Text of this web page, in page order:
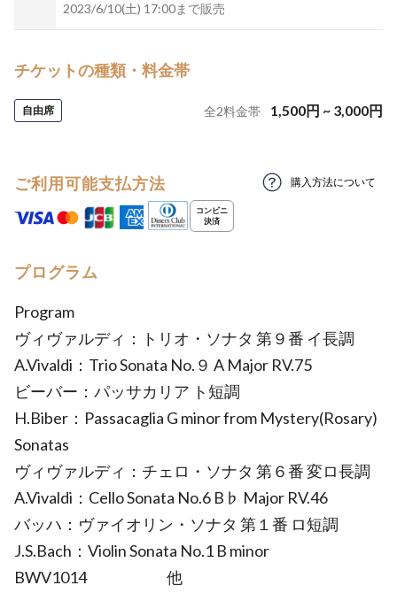
2023/6/10(土) 17:00まで販売
チケットの種類・料金帯
自由席 全2料金帯 1,500円 ~ 3,000円
ご利用可能支払方法 購入方法について
プログラム
Program
ヴィヴァルディ：トリオ・ソナタ 第９番 イ長調
A.Vivaldi：Trio Sonata No.９ A Major RV.75
ビーバー：パッサカリア ト短調
H.Biber：Passacaglia G minor from Mystery(Rosary)
Sonatas
ヴィヴァルディ：チェロ・ソナタ 第６番 変ロ長調
A.Vivaldi：Cello Sonata No.6 B♭ Major RV.46
バッハ：ヴァイオリン・ソナタ 第１番 ロ短調
J.S.Bach：Violin Sonata No.1 B minor
BWV1014 他